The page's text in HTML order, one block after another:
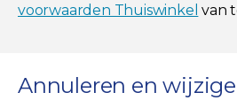
voorwaarden Thuiswinkel van
Annuleren en